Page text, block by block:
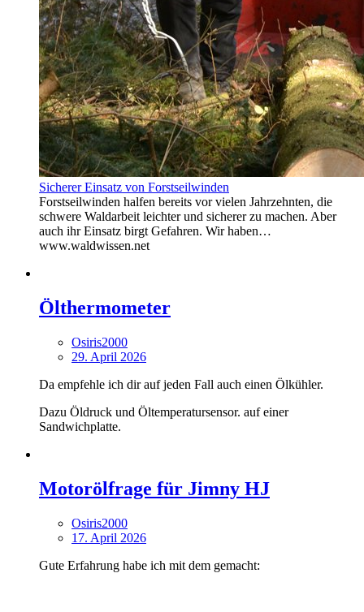
Sicherer Einsatz von Forstseilwinden
Forstseilwinden halfen bereits vor vielen Jahrzehnten, die
schwere Waldarbeit leichter und sicherer zu machen. Aber
auch ihr Einsatz birgt Gefahren. Wir haben…
www.waldwissen.net
Ölthermometer
Osiris2000
29. April 2026
Da empfehle ich dir auf jeden Fall auch einen Ölkühler.
Dazu Öldruck und Öltemperatursensor. auf einer
Sandwichplatte.
Motorölfrage für Jimny HJ
Osiris2000
17. April 2026
Gute Erfahrung habe ich mit dem gemacht: